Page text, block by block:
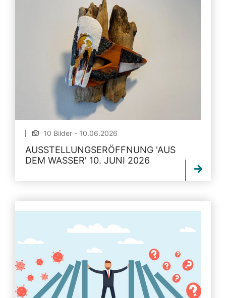
10 Bilder - 10.06.2026
AUSSTELLUNGSERÖFFNUNG 'AUS
DEM WASSER' 10. JUNI 2026